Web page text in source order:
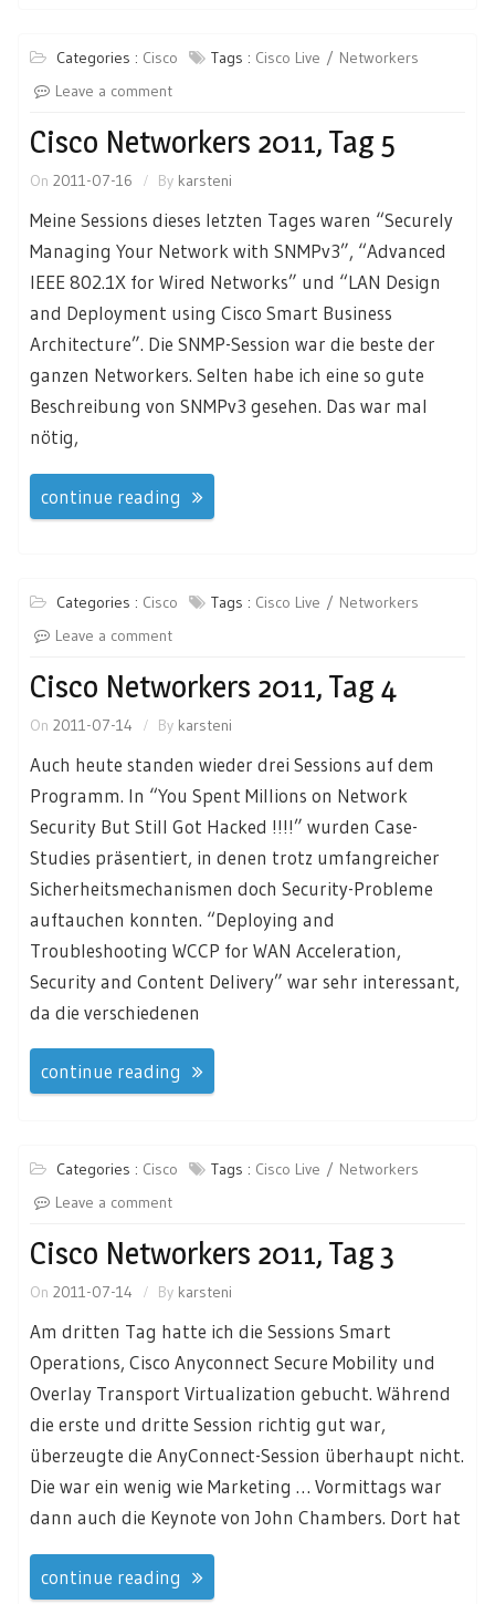
Categories : Cisco Tags : Cisco Live
Networkers
Leave a comment
Cisco Networkers 2011, Tag 5
On 2011-07-16 By karsteni
Meine Sessions dieses letzten Tages waren “Securely
Managing Your Network with SNMPv3”, “Advanced
IEEE 802.1X for Wired Networks” und “LAN Design
and Deployment using Cisco Smart Business
Architecture”. Die SNMP-Session war die beste der
ganzen Networkers. Selten habe ich eine so gute
Beschreibung von SNMPv3 gesehen. Das war mal
nötig,
continue reading
Categories : Cisco Tags : Cisco Live
Networkers
Leave a comment
Cisco Networkers 2011, Tag 4
On 2011-07-14 By karsteni
Auch heute standen wieder drei Sessions auf dem
Programm. In “You Spent Millions on Network
Security But Still Got Hacked !!!!” wurden Case-
Studies präsentiert, in denen trotz umfangreicher
Sicherheitsmechanismen doch Security-Probleme
auftauchen konnten. “Deploying and
Troubleshooting WCCP for WAN Acceleration,
Security and Content Delivery” war sehr interessant,
da die verschiedenen
continue reading
Categories : Cisco Tags : Cisco Live
Networkers
Leave a comment
Cisco Networkers 2011, Tag 3
On 2011-07-14 By karsteni
Am dritten Tag hatte ich die Sessions Smart
Operations, Cisco Anyconnect Secure Mobility und
Overlay Transport Virtualization gebucht. Während
die erste und dritte Session richtig gut war,
überzeugte die AnyConnect-Session überhaupt nicht.
Die war ein wenig wie Marketing … Vormittags war
dann auch die Keynote von John Chambers. Dort hat
continue reading